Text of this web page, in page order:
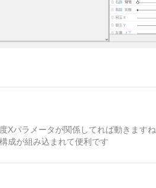
Xパラメータが関係してれば動きますね
成が組み込まれて便利です